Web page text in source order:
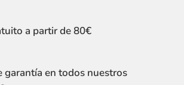
a partir de 80€
garantía en todos nuestros